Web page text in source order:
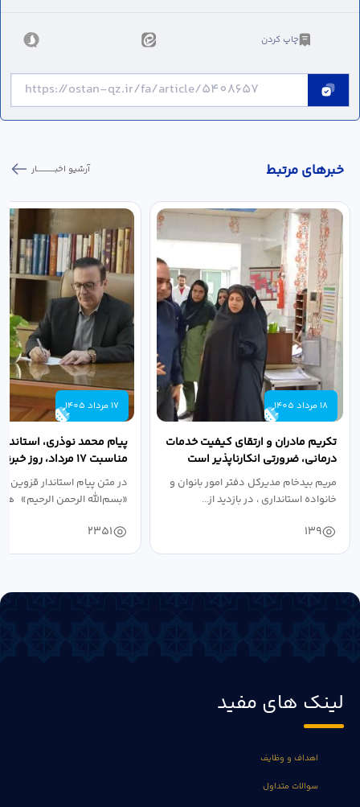
چاپ کردن
خبر‌های مرتبط آرشیو اخبـــــــــــار
18 مرداد 1405
تکریم مادران و ارتقای کیفیت خدمات
درمانی، ضرورتی انکارناپذیر است
مریم بیدخام مدیرکل دفتر امور بانوان و
خانواده استانداری ، در بازدید از...
139
17 مرداد 1405
پیام محمد نوذری،
مناسبت ۱۷ مرداد، روز خبرنگار
در متن پیام استاندار قزوین
«بسم‌الله الرحمن الرحیم»
2351
لینک های مفید
اهداف و وظایف
سوالات متداول